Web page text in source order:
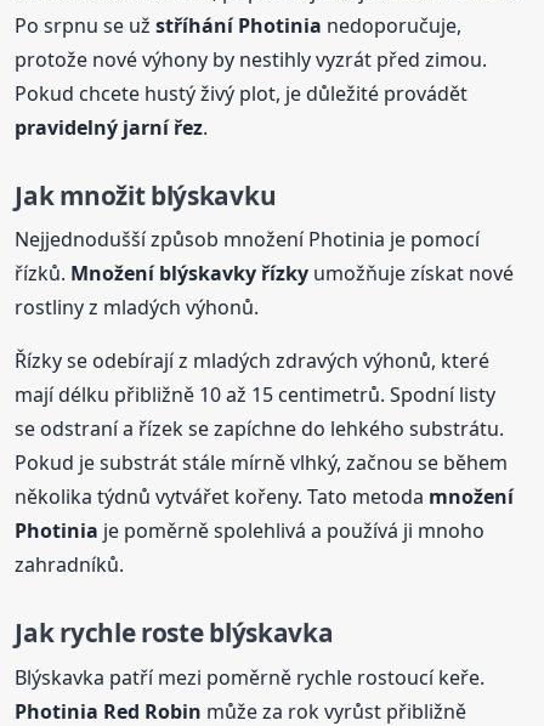
Po srpnu se užstříhání Photinia nedoporučuje,
protože nové výhony by nestihly vyzrát před zimou.
Pokud chcete hustý živý plot, je důležité provádět
pravidelný jarní řez.
Jak množit blýskavku
Nejjednodušší způsob množení Photinia je pomocí
řízků. Množení blýskavky řízky umožňuje získat nové
rostliny z mladých výhonů.
Řízky se odebírají z mladých zdravých výhonů, které
mají délku přibližně 10 až 15 centimetrů. Spodní listy
se odstraní a řízek se zapíchne do lehkého substrátu.
Pokud je substrát stále mírně vlhký, začnou se během
několika týdnů vytvářet kořeny. Tato metoda množení
Photinia je poměrně spolehlivá a používá ji mnoho
zahradníků.
Jak rychle roste blýskavka
Blýskavka patří mezi poměrně rychle rostoucí keře.
Photinia Red Robin může za rok vyrůst přibližně